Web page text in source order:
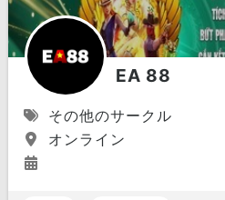
EA 88
その他のサークル
オンライン